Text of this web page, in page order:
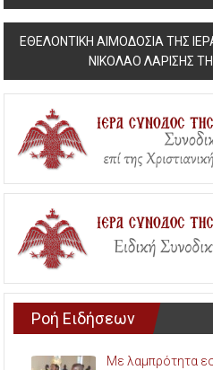
navigation
ΕΘΕΛΟΝΤΙΚΗ ΑΙΜΟΔΟΣΙΑ ΤΗΣ
ΝΙΚΟΛΑΟ ΛΑΡΙΣΗΣ
Ροή Ειδήσεων
Με λαμπρότητα